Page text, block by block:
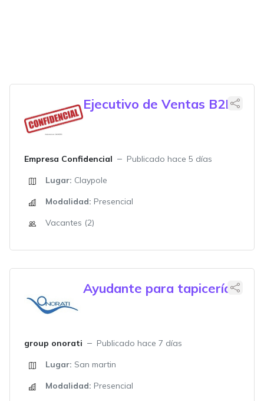
Ejecutivo de Ventas B2B
Empresa Confidencial
Publicado hace 5 días
Lugar: Claypole
Modalidad: Presencial
Vacantes (2)
Ayudante para tapicería
group onorati
Publicado hace 7 días
Lugar: San martin
Modalidad: Presencial